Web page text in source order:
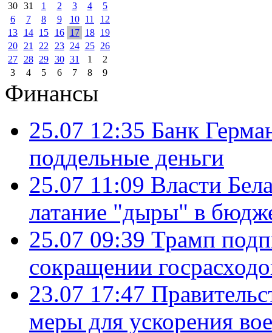
30 31 1 2 3 4
5
6
7 8 9 10 11
12
13
14 15 16 17 18
19
20
21 22 23 24 25
26
27
28 29 30 31 1
2
3
4 5 6 7 8 9
Финансы
25.07 12:35 Банк
поддельные деньги
25.07 11:09 Власти
латание "дыры" в
25.07 09:39 Трамп
сокращении
23.07 17:47
меры для ускорения